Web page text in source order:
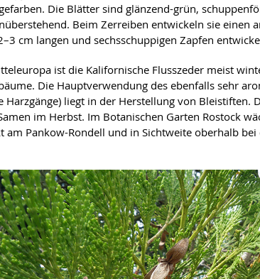
Die Blätter sind glänzend-grün,
Beim Zerreiben entwickeln sie einen
cm langen und sechsschuppigen Zapfen
ist die Kalifornische Flusszeder meist
Die Hauptverwendung des ebenfalls sehr
Harzgänge) liegt in der Herstellung von Bleistiften.
im Herbst. Im Botanischen Garten Rostock
am Pankow-Rondell und in Sichtweite oberhalb